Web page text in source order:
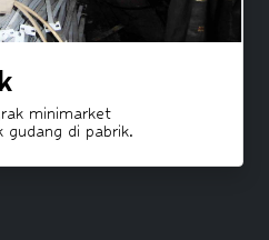
minimarket
gudang di pabrik.